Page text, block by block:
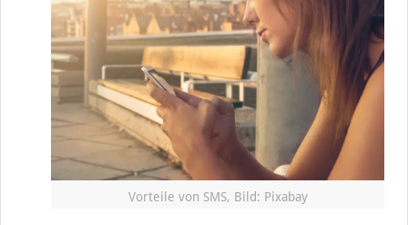
Vorteile von SMS, Bild: Pixabay